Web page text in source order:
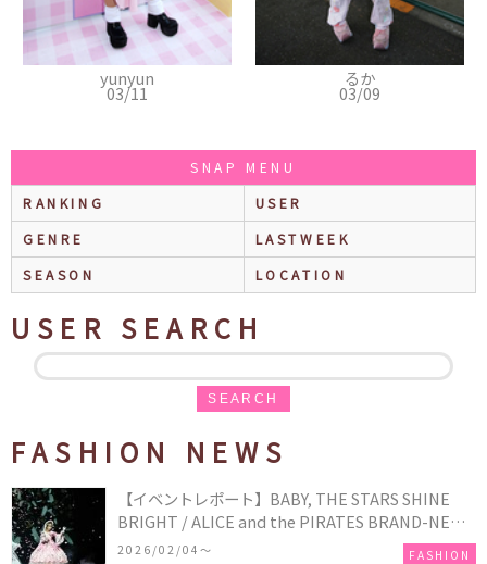
yunyun
SNAP MENU
RANKING
USER
GENRE
LASTWEEK
SEASON
LOCATION
USER SEARCH
SEARCH
FASHION NEWS
【イベントレポート】BABY, THE STARS SHINE
BRIGHT / ALICE and the PIRATES BRAND-NEW
COLLECTION in TOKYO
2026/02/04〜 FASHION